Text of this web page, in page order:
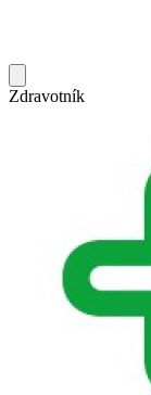
Zdravotník